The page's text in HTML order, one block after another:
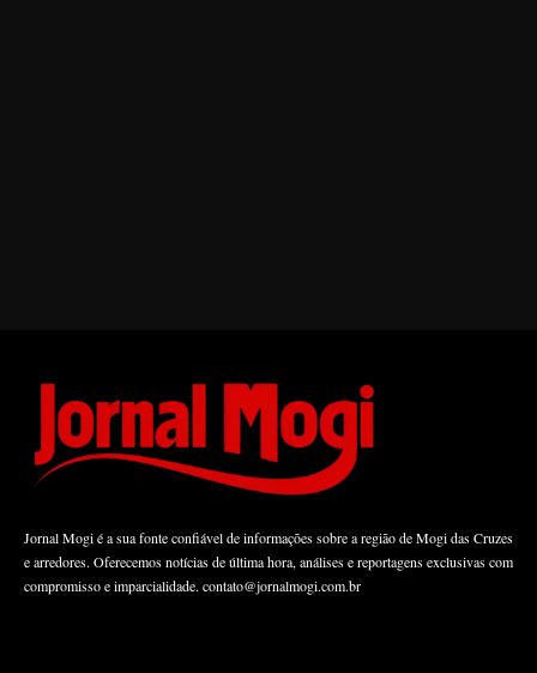
Jornal Mogi é a sua fonte confiável de informações sobre a região de Mogi das Cruzes
e arredores. Oferecemos notícias de última hora, análises e reportagens exclusivas com
compromisso e imparcialidade. contato@jornalmogi.com.br